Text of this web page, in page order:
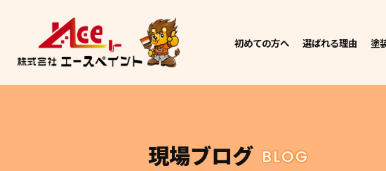
初めての方へ 選ばれる理由 塗
現場ブログ BLOG